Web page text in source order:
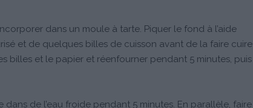
dans un moule à tarte. Piquer le fond à l’aide
et de quelques billes de cuisson avant de la faire cuire
billes et le papier et réenfourner pendant 5 minutes, puis
de l’eau froide pendant 5 minutes. En parallèle, faire